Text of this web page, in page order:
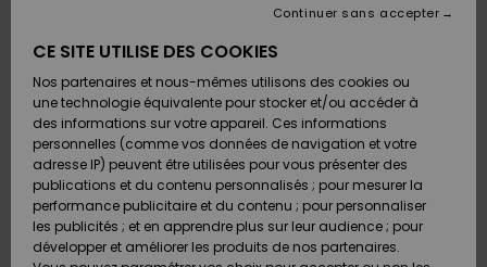
Chaussures
& Tongs
Surf
Chaussures
& Tongs
Surf
FEMME
A
Découvrir
Snow
SURF
Surf
Shop
Enfant
Highlights
Communauté
SNOW
Snow
Shop
Enfant
Snow
Shop
Femme
OUTLET
Enfant
Outlet
Femme
Retours
Paiement
Carte
Cadeau
CE SITE UTILISE DES COOKIES
Nos partenaires et nous-mêmes utilisons des cookies ou
une technologie équivalente pour stocker et/ou accéder à
des informations sur votre appareil. Ces informations
personnelles (comme vos données de navigation et votre
adresse IP) peuvent être utilisées pour vous présenter des
publications et du contenu personnalisés ; pour mesurer la
performance publicitaire et du contenu ; pour personnaliser
les publicités ; et en apprendre plus sur leur audience ; pour
développer et améliorer les produits de nos partenaires.
Continuer sans accepter